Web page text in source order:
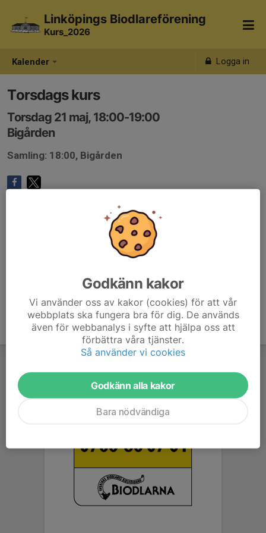
Kalender Logga in
Linköpings Biodlareförening
Kurs_2026
Torsdags kurs
Torsdag 21 maj, 18:00-19:00
Bigården
Samling: 18:00, Bigården
Godkänn kakor
Vi använder oss av kakor (cookies) för att vår
webbplats ska fungera bra för dig. De används
även för webbanalys i syfte att hjälpa oss att
förbättra våra tjänster.
Så använder vi cookies
Godkänn alla kakor
Bara nödvändiga